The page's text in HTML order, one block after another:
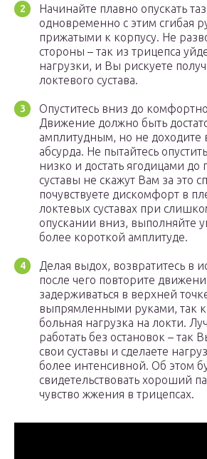
Начинайте плавно опускать
одновременно с этим сгибая
прижатыми к корпусу. Не
стороны – так из трицепса
нагрузки, и Вы рискуете
локтевого сустава.
Опуститесь вниз до
Движение должно быть
амплитудным, но не доходите
абсурда. Не пытайтесь
низко и достать ягодицами до
суставы не скажут Вам за это
почувствуете дискомфорт в
локтевых суставах при
опускании вниз, выполняйте
более короткой амплитуде.
Делая выдох, возвратитесь в
после чего повторите
задерживаться в верхней
выпрямленными руками, так
больная нагрузка на локти.
работать без остановок – так
свои суставы и сделаете
более интенсивной. Об этом
свидетельствовать хороший
чувство жжения в трицепсах.